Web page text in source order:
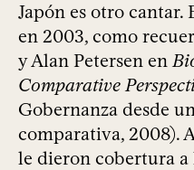
Japón es otro
en 2003, como
y Alan Petersen en
Comparative
Gobernanza desde
comparativa, 2008).
le dieron cobertura